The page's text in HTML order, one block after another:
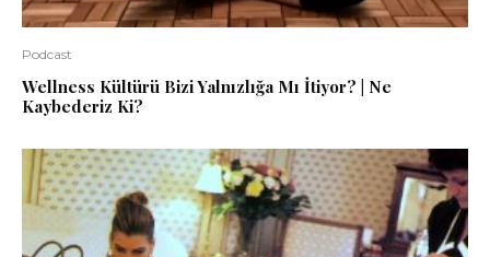
Podcast
Wellness Kültürü Bizi Yalnızlığa Mı İtiyor? | Ne
Kaybederiz Ki?